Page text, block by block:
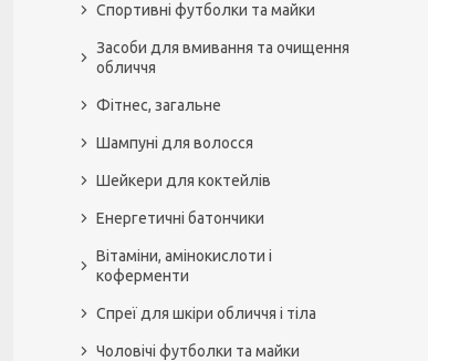
Спортивні футболки та майки
Засоби для вмивання та очищення
обличчя
Фітнес, загальне
Шампуні для волосся
Шейкери для коктейлів
Енергетичні батончики
Вітаміни, амінокислоти і
коферменти
Спреї для шкіри обличчя і тіла
Чоловічі футболки та майки